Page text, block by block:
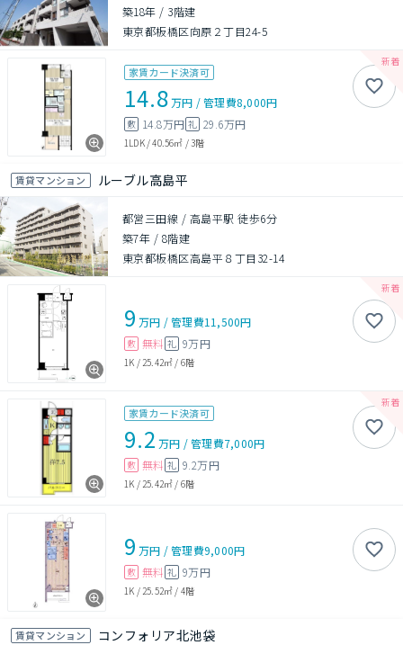
築18年 / 3階建
東京都板橋区向原２丁目24-5
家賃カード決済可
14.8万円 /管理費8,000円
敷 14.8万円 礼 29.6万円
1LDK/40.56㎡ /3階
賃貸マンション ルーブル高島平
都営三田線 / 高島平駅 徒歩6分
築7年 / 8階建
東京都板橋区高島平８丁目32-14
9 万円 /管理費11,500円
敷 無料 礼 9万円
1K / 25.42㎡ / 6階
家賃カード決済可
9.2 万円 /管理費7,000円
敷 無料 礼 9.2万円
1K /25.42㎡ / 6階
9 万円 /管理費9,000円
敷 無料 礼 9万円
1K / 25.52㎡ / 4階
賃貸マンション コンフォリア北池袋